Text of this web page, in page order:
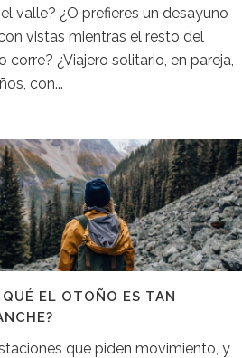
valle? ¿O prefieres un desayuno
vistas mientras el resto del
corre? ¿Viajero solitario, en pareja,
con...
QUÉ EL OTOÑO ES TAN
que piden movimiento, y